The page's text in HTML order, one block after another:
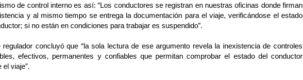
de control interno es así: “Los conductores se registran en nuestras oficinas donde firman
y al mismo tiempo se entrega la documentación para el viaje, verificándose el estado
si no están en condiciones para trabajar es suspendido”.
regulador concluyó que “la sola lectura de ese argumento revela la inexistencia de controles
efectivos, permanentes y confiables que permitan comprobar el estado del conductor
el viaje”.